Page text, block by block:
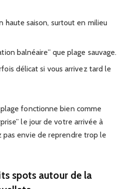
haute saison, surtout en milieu
balnéaire” que plage sauvage.
délicat si vous arrivez tard le
fonctionne bien comme
le jour de votre arrivée à
pas envie de reprendre trop le
spots autour de la